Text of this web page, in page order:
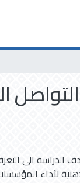
الدراسة الى
لأداء